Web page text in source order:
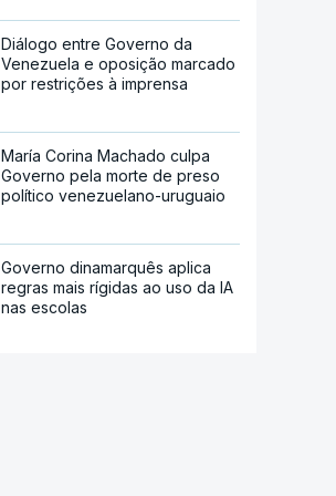
Diálogo entre Governo da
Venezuela e oposição marcado
por restrições à imprensa
María Corina Machado culpa
Governo pela morte de preso
político venezuelano-uruguaio
Governo dinamarquês aplica
regras mais rígidas ao uso da IA
nas escolas